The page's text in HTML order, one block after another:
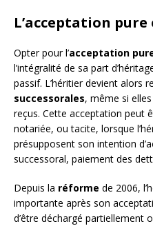
L’acceptation
Opter pour l’acceptation
l’intégralité de sa part
passif. L’héritier devient alors
successorales, même si
reçus. Cette acceptation peut
notariée, ou tacite, lorsque
présupposent son intention
successoral, paiement des
Depuis la réforme de 2006,
importante après son
d’être déchargé